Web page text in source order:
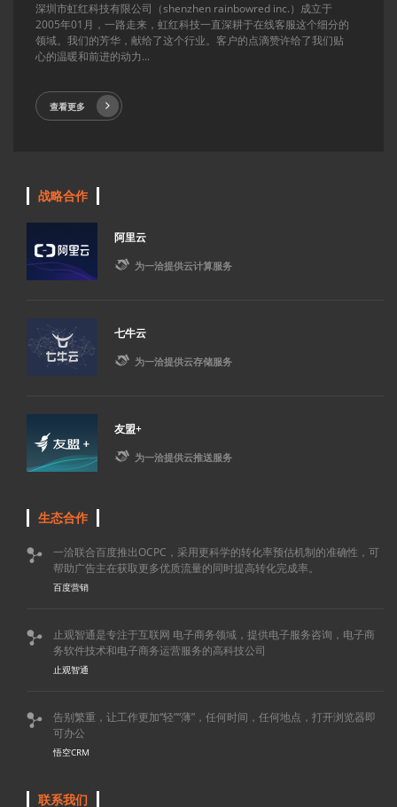
深圳市虹红科技有限公司（shenzhen rainbowred inc.）成立于
2005年01月，一路走来，虹红科技一直深耕于在线客服这个细分的
领域。我们的芳华，献给了这个行业。客户的点滴赞许给了我们贴
心的温暖和前进的动力...
查看更多
战略合作
阿里云
 为一洽提供云计算服务
七牛云
 为一洽提供云存储服务
友盟+
 为一洽提供云推送服务
生态合作

一洽联合百度推出OCPC，采用更科学的转化率预估机制的准确性，可
帮助广告主在获取更多优质流量的同时提高转化完成率。
百度营销

止观智通是专注于互联网 电子商务领域，提供电子服务咨询，电子商
务软件技术和电子商务运营服务的高科技公司
止观智通

告别繁重，让工作更加“轻”“薄”，任何时间，任何地点，打开浏览器即
可办公
悟空CRM
联系我们